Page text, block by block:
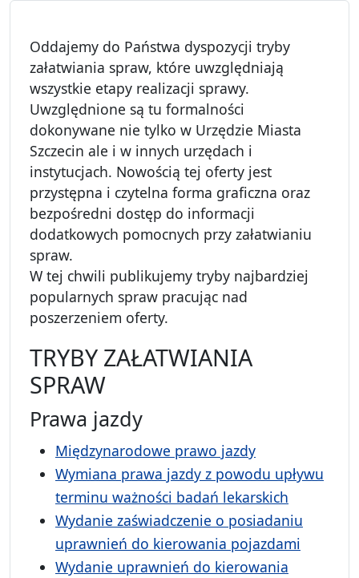
Oddajemy do Państwa dyspozycji tryby
załatwiania spraw, które uwzględniają
wszystkie etapy realizacji sprawy.
Uwzględnione są tu formalności
dokonywane nie tylko w Urzędzie Miasta
Szczecin ale i w innych urzędach i
instytucjach. Nowością tej oferty jest
przystępna i czytelna forma graficzna oraz
bezpośredni dostęp do informacji
dodatkowych pomocnych przy załatwianiu
spraw.
W tej chwili publikujemy tryby najbardziej
popularnych spraw pracując nad
poszerzeniem oferty.
TRYBY ZAŁATWIANIA
SPRAW
Prawa jazdy
Międzynarodowe prawo jazdy
Wymiana prawa jazdy z powodu upływu
terminu ważności badań lekarskich
Wydanie zaświadczenie o posiadaniu
uprawnień do kierowania pojazdami
Wydanie uprawnień do kierowania